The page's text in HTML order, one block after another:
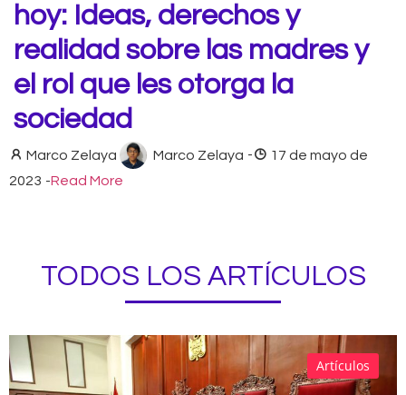
hoy: Ideas, derechos y
realidad sobre las madres y
el rol que les otorga la
sociedad
Marco Zelaya Marco Zelaya -
17 de mayo de
2023 -Read More
TODOS LOS ARTÍCULOS
Artículos